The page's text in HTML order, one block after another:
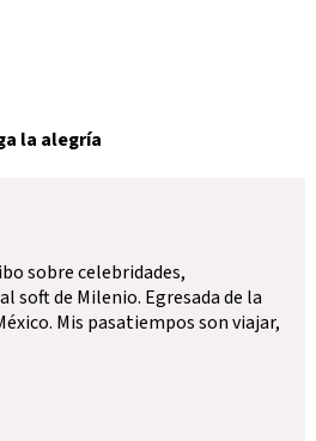
la alegría
sobre celebridades,
de Milenio. Egresada de la
Mis pasatiempos son viajar,